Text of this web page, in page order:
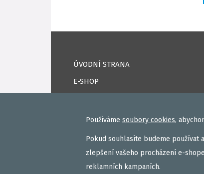
ÚVODNÍ STRANA
E-SHOP
NAPSALI O NÁS
VAŠE ÚSPĚCHY
Používáme soubory cookies,
Pokud souhlasíte budeme používat
zlepšení vašeho procházení e-
reklamních kampaních.